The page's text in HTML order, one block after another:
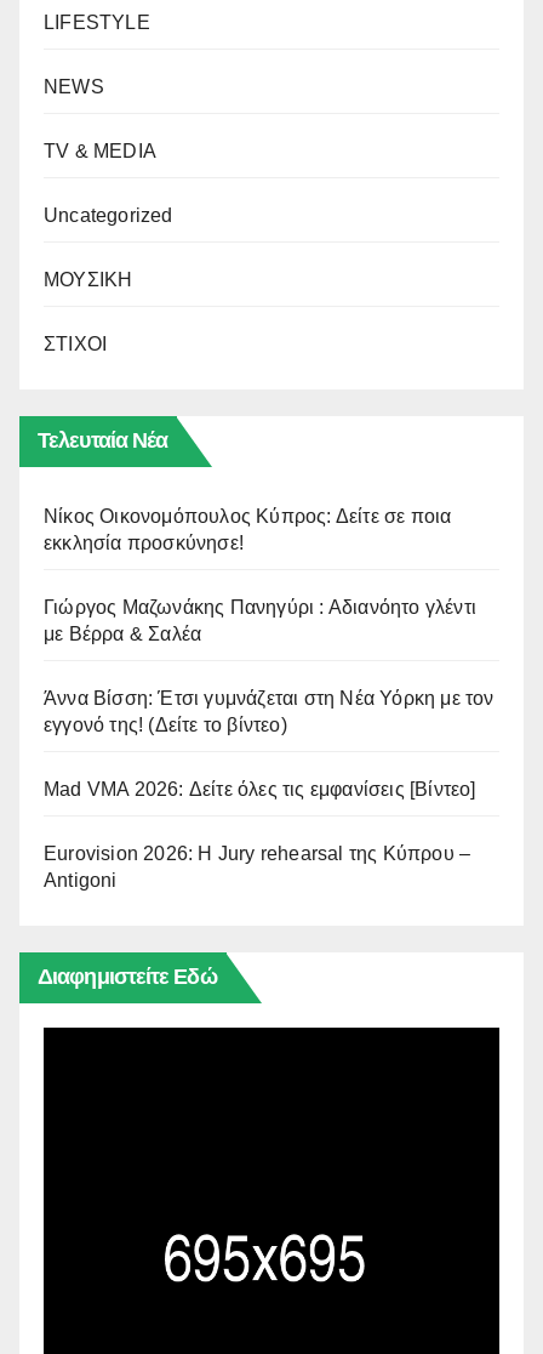
LIFESTYLE
NEWS
TV & MEDIA
Uncategorized
ΜΟΥΣΙΚΗ
ΣΤΙΧΟΙ
Τελευταία Νέα
Νίκος Οικονομόπουλος Κύπρος: Δείτε σε ποια
εκκλησία προσκύνησε!
Γιώργος Μαζωνάκης Πανηγύρι : Αδιανόητο γλέντι
με Βέρρα & Σαλέα
Άννα Βίσση: Έτσι γυμνάζεται στη Νέα Υόρκη με τον
εγγονό της! (Δείτε το βίντεο)
Mad VMA 2026: Δείτε όλες τις εμφανίσεις [Βίντεο]
Eurovision 2026: Η Jury rehearsal της Κύπρου –
Antigoni
Διαφημιστείτε Εδώ